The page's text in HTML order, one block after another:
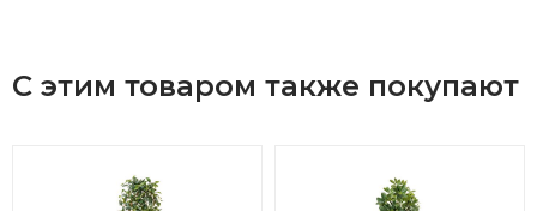
С этим товаром также покупают